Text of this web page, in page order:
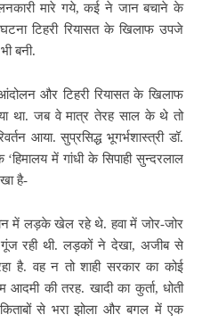
मारे गये, कई ने जान बचाने के
टिहरी रियासत के खिलाफ उपजे
बनी.
और टिहरी रियासत के खिलाफ
था. जब वे मात्र तेरह साल के थे तो
आया. सुप्रसिद्ध भूगर्भशास्त्री डॉ.
में गांधी के सिपाही सुन्दरलाल
है-
में लड़के खेल रहे थे. हवा में जोर-जोर
रही थी. लड़कों ने देखा, अजीब से
है. वह न तो शाही सरकार का कोई
की तरह. खादी का कुर्ता, धोती
से भरा झोला और बगल में एक